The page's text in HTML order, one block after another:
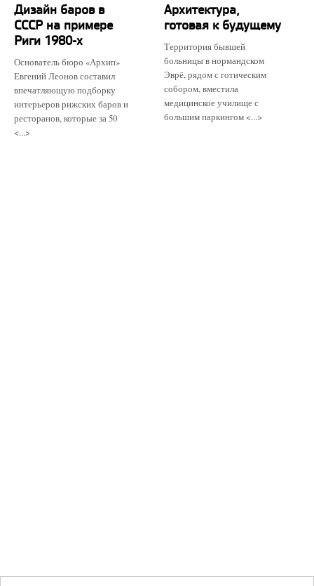
Дизайн баров в
СССР на примере
Риги 1980-х
Основатель бюро «Архип»
Евгений Леонов составил
впечатляющую подборку
интерьеров рижских баров и
ресторанов, которые за 50
<...>
Архитектура,
готовая к будущему
Территория бывшей
больницы в нормандском
Эврё, рядом с готическим
собором, вместила
медицинское училище с
большим паркингом <...>